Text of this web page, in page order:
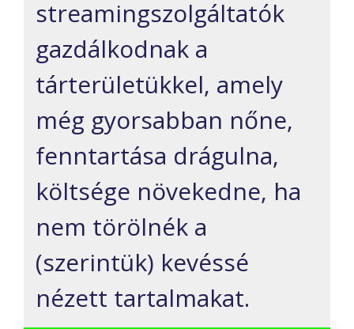
streamingszolgáltatók
gazdálkodnak a
tárterületükkel, amely
még gyorsabban nőne,
fenntartása drágulna,
költsége növekedne, ha
nem törölnék a
(szerintük) kevéssé
nézett tartalmakat.